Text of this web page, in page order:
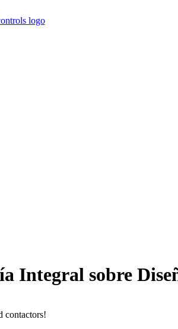
Integral sobre
contactors!